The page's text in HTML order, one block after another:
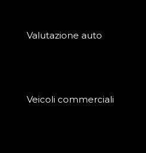
Valutazione auto
Veicoli commerciali